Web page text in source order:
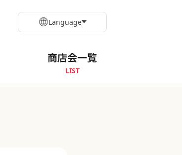
商店会一覧
LIST
Language